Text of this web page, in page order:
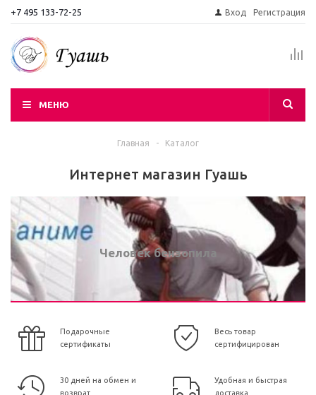
+7 495 133-72-25 Вход Регистрация
МЕНЮ
Главная - Каталог
Интернет магазин Гуашь
Человек бензопила
Подарочные
сертификаты
Весь товар
сертифицирован
30 дней на обмен и
возврат
Удобная и быстрая
доставка